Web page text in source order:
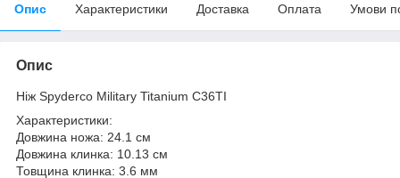
Опис Характеристики Доставка Оплата Умови
Опис
Ніж Spyderco Military Titanium C36TI
Характеристики:
Довжина ножа: 24.1 см
Довжина клинка: 10.13 см
Товщина клинка: 3.6 мм